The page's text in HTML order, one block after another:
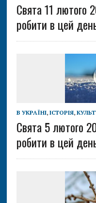
Свята 11 лютого
робити в цей
В УКРАЇНІ, ІСТОРІЯ,
Свята 5 лютого
робити в цей